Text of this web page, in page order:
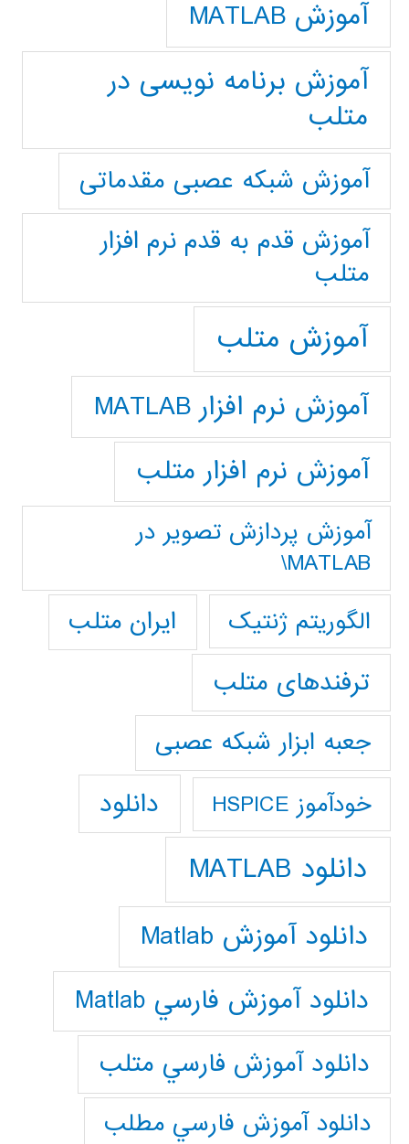
آموزش MATLAB
آموزش برنامه نویسی در
متلب
آموزش شبکه عصبی مقدماتی
آموزش قدم به قدم نرم افزار
متلب
آموزش متلب
آموزش نرم افزار MATLAB
آموزش نرم افزار متلب
آموزش پردازش تصوير در
MATLAB\
الگوریتم ژنتیک
ایران متلب
ترفندهای متلب
جعبه ابزار شبکه عصبی
خودآموز HSPICE دانلود
دانلود MATLAB
دانلود آموزش Matlab
دانلود آموزش فارسي Matlab
دانلود آموزش فارسي متلب
دانلود آموزش فارسي مطلب